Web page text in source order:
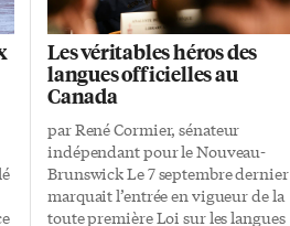
Les véritables héros des
langues officielles au
Canada
par René Cormier, sénateur
indépendant pour le Nouveau-
Brunswick Le 7 septembre dernier
marquait l’entrée en vigueur de la
toute première Loi sur les langues